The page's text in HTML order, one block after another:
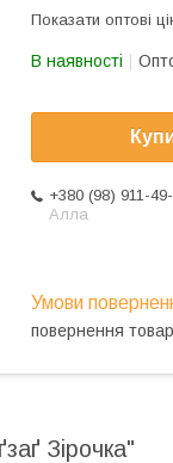
Показати оптові
В наявності
+380 (98) 911-
Алла
повернення
Зірочка"